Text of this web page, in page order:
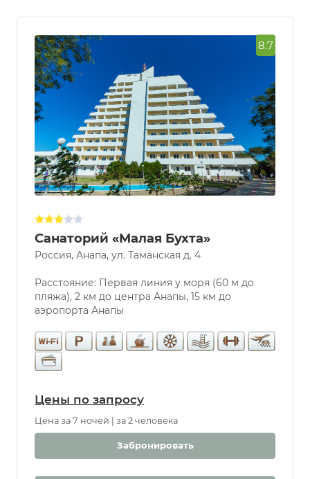
Сбросить фильтр
Рейтинг
Превосходно
Очень
хорошо
Хорошо
Нормально
Количество звезд
Услуги
Парковка
Разрешены
Бювет
Бассейн
Открытый
водой
8.7
Санаторий «Малая Бухта»
Россия, Анапа, ул. Таманская д. 4
Расстояние: Первая линия у моря (60 м до
пляжа), 2 км до центра Анапы, 15 км до
аэропорта Анапы
Цены по запросу
Цена за 7 ночей | за 2 человека
Забронировать